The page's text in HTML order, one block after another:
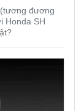
đương
Honda SH